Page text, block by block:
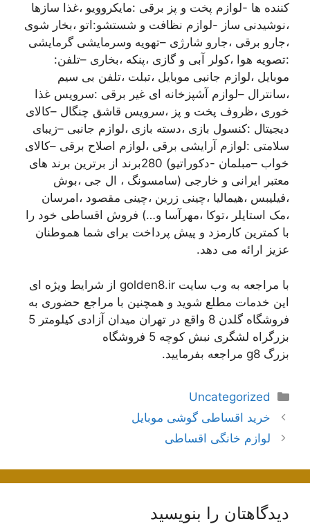
کننده ها -لوازم پخت و پز برقی :مایکروویو ،غذا سازها
،نوشیدنی ساز -لوازم نظافت و شستشو:اتو ،بخار شوی
،جارو برقی ،جارو شارژی –تهویه وسرمایشی گرمایشی
:تصویه هوا ،کولر آبی و گازی ،پنکه ،بخاری –تلفن:
موبایل ،لوازم جانبی موبایل ،تبلت ،تلفن بی سیم
،سانترال –لوازم آشپزخانه ای غیر برقی :سرویس غذا
خوری ،ظروف پخت و پز ،سرویس قاشق چنگال –کالای
دیجیتال :کنسول بازی ،دسته بازی ،لوازم جانبی –زیبای
سلامتی :لوازم آرایشی برقی ،لوازم اصلاح برقی –کالای
خواب –مبلمان -دکوراتیو) 280برند از برترین برند های
معتبر ایرانی و خارجی (سامسونگ ، ال جی ،بوش
،فیلیبس ،هیمالیا ،چینی زرین ،چینی مقصود ،امرسان
،مک استایلر ،توکا ،مهرآسا و…) فروش اقساطی خود را
با کمترین کارمزد و پیش پرداخت برای شما هموطنان
عزیز ارائه می دهد.
با مراجعه به وب سایت golden8.ir از شرایط ویژه ای
این خدمات مطلع شوید و همچنین با مراجع حضوری به
فروشگاه گلدن 8 واقع در تهران میدان آزادی کیلومتر 5
بزرگراه لشگری نبش کوچه 5 فروشگاه
بزرگ g8 مراجعه بفرمایید.
دسته‌ها
Uncategorized
ناوبری
نوشته‌ها
خرید اقساطی گوشی موبایل
لوازم خانگی اقساطی
دیدگاهتان را بنویسید